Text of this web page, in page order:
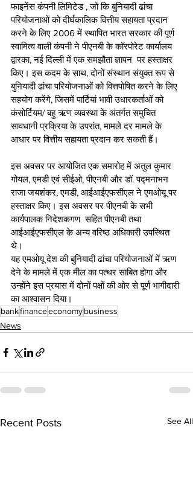
फाइनेंस कंपनी लिमिटेड , जो कि बुनियादी ढांचा
परियोजनाओं को दीर्घकालिक वित्तीय सहायता प्रदान
करने के लिए 2006 में स्थापित भारत सरकार की पूर्ण
स्वामित्व वाली कंपनी ने पीएनबी के कॉरपोरेट कार्यालय
द्वारका, नई दिल्ली में एक समझौता ज्ञापन  पर हस्ताक्षर
किए। इस कदम के साथ, दोनों संस्थान संयुक्त रूप से
बुनियादी ढांचा परियोजनाओं को वित्तपोषित करने के लिए
सहयोग करेंगे, जिसमें पार्टियां भावी उधारकर्ताओं को
कंसोर्टियम/ बहु ऋण व्यवस्था के अंतर्गत समुचित
सावधानी प्रक्रिया के उपरांत, मामले दर मामले के
आधार पर वित्तीय सहायता प्रदान कर सकती हैं।
इस अवसर पर आयोजित एक समारोह में अतुल कुमार
गोयल, एमडी एवं सीईओ, पीएनबी और डॉ. पद्मनाभन
राजा जयशंकर, एमडी, आईआईएफसीएल ने एमओयू पर
हस्ताक्षर किए। इस अवसर पर पीएनबी के सभी
कार्यपालक निदेशकगण  सहित पीएनबी तथा
आईआईएफसीएल के अन्य वरिष्ठ अधिकारी उपस्थित
थे।
यह एमओयू देश की बुनियादी ढांचा परियोजनाओं में ऋण
देने के मामले में एक मील का पत्थर साबित होगा और
उन्होंने इस प्रयास में दोनों पक्षों की ओर से पूर्ण भागीदारी
का आश्वासन दिया।
bankfinanceeconomybusiness
News
Recent Posts See All